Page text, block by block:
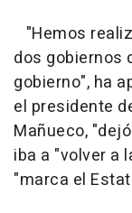
"Hemos
dos gobiernos
gobierno", ha
el presidente
Mañueco,
iba a "volver a
"marca el